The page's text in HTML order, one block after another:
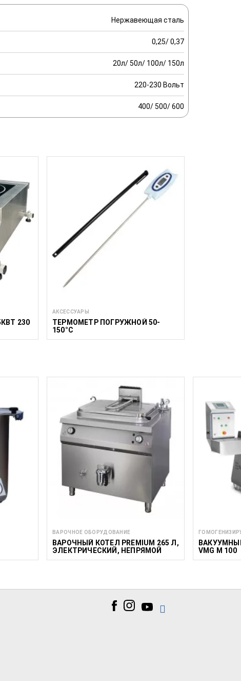
Нержавеющая сталь
0,25/ 0,37
20л/ 50л/ 100л/ 150л
220-230 Вольт
400/ 500/ 600
230
АКСЕССУАРЫ
ТЕРМОМЕТР ПОГРУЖНОЙ 50-
150°C
ВАРОЧНОЕ ОБОРУДОВАНИЕ
ВАРОЧНЫЙ КОТЕЛ PREMIUM 265 Л,
ЭЛЕКТРИЧЕСКИЙ, НЕПРЯМОЙ
НАГРЕВ
VMG M 100